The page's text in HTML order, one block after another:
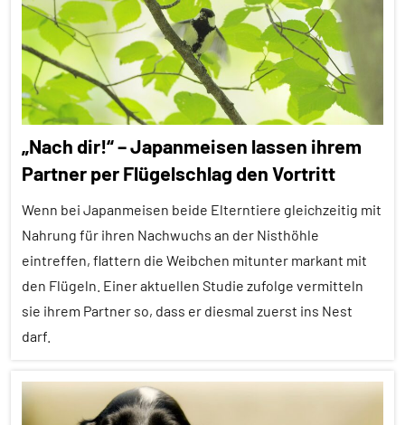
Alle
Themen
Alle
Tiergruppen
Forschung
aktuell
In
Kürze
Kommunikation
Lernen
und
Kognition
Vögel
„Nach dir!“ – Japanmeisen lassen ihrem
Partner per Flügelschlag den Vortritt
Wenn bei Japanmeisen beide Elterntiere gleichzeitig mit
Nahrung für ihren Nachwuchs an der Nisthöhle
eintreffen, flattern die Weibchen mitunter markant mit
den Flügeln. Einer aktuellen Studie zufolge vermitteln
sie ihrem Partner so, dass er diesmal zuerst ins Nest
darf.
Alle